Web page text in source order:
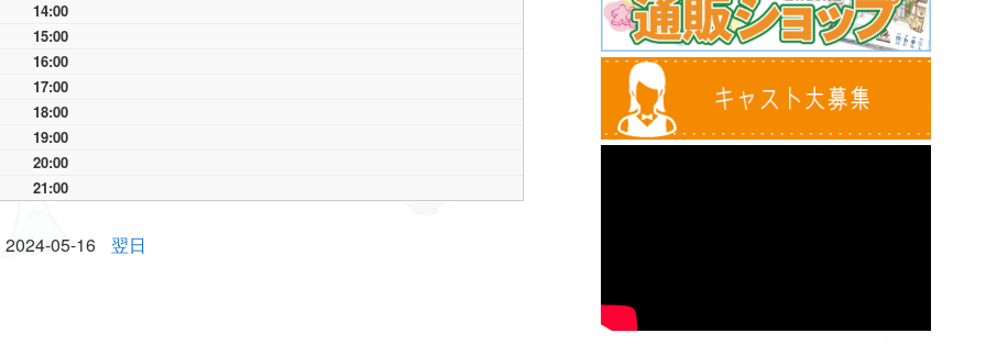
14:00
15:00
16:00
17:00
18:00
19:00
20:00
21:00
2024-05-16 翌日